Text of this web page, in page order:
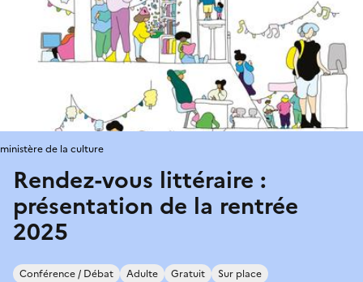
Rendez-vous littéraire :
présentation de la rentrée
2025
Conférence / Débat Adulte Gratuit
Sur place
ministère de la culture